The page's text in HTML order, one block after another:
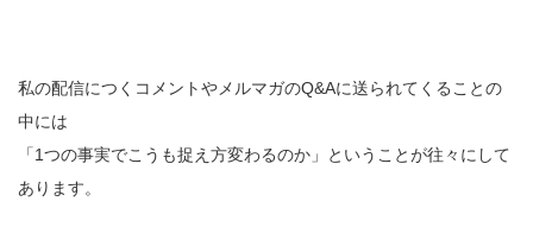
私の配信につくコメントやメルマガのQ&Aに送られてくることの
中には
「1つの事実でこうも捉え方変わるのか」ということが往々にして
あります。